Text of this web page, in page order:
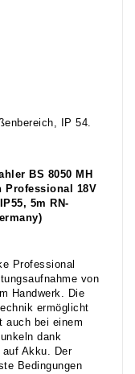
IP 54.
BS 8050 MH
Professional 18V
5m RN-
Professional
von
Handwerk. Die
ermöglicht
auch bei einem
dank
Akku. Der
Bedingungen